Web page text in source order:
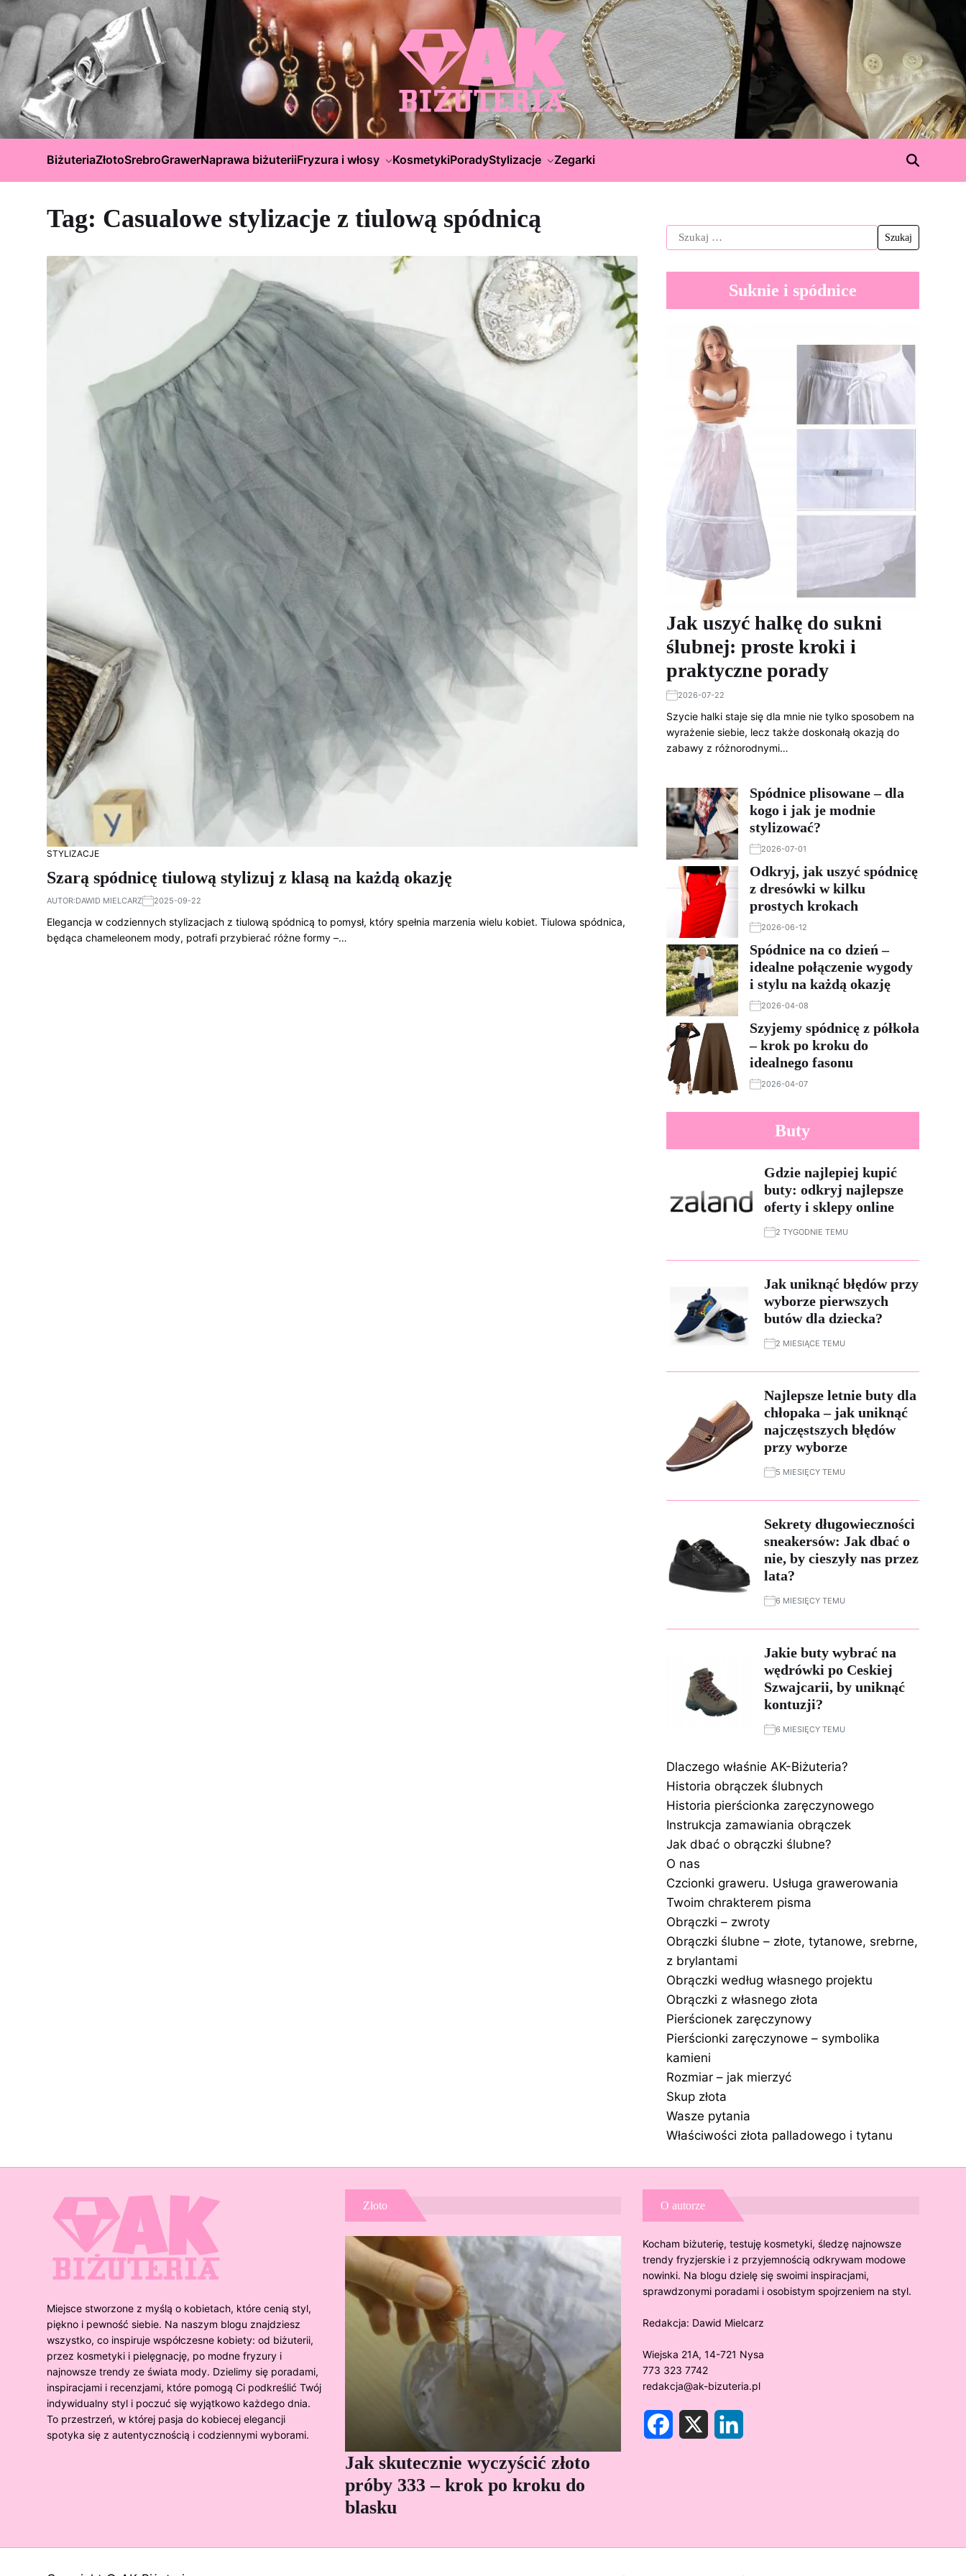
BiżuteriaZłotoSrebroGrawerNaprawa biżuteriiFryzura i włosy KosmetykiPoradyStylizacje Zegarki
Tag: Casualowe stylizacje z tiulową spódnicą
STYLIZACJE
Szarą spódnicę tiulową stylizuj z klasą na każdą okazję
AUTOR:DAWID MIELCARZ 2025-09-22
Elegancja w codziennych stylizacjach z tiulową spódnicą to pomysł, który spełnia marzenia wielu kobiet. Tiulowa spódnica,
będąca chameleonem mody, potrafi przybierać różne formy –…
Suknie i spódnice
Jak uszyć halkę do sukni
ślubnej: proste kroki i
praktyczne porady
2026-07-22
Szycie halki staje się dla mnie nie tylko sposobem na
wyrażenie siebie, lecz także doskonałą okazją do
zabawy z różnorodnymi…
Spódnice plisowane – dla
kogo i jak je modnie
stylizować?
2026-07-01
Odkryj, jak uszyć spódnicę
z dresówki w kilku
prostych krokach
2026-06-12
Spódnice na co dzień –
idealne połączenie wygody
i stylu na każdą okazję
2026-04-08
Szyjemy spódnicę z półkoła
– krok po kroku do
idealnego fasonu
2026-04-07
Buty
Gdzie najlepiej kupić
buty: odkryj najlepsze
oferty i sklepy online
2 TYGODNIE TEMU
Jak uniknąć błędów przy
wyborze pierwszych
butów dla dziecka?
2 MIESIĄCE TEMU
Najlepsze letnie buty dla
chłopaka – jak uniknąć
najczęstszych błędów
przy wyborze
5 MIESIĘCY TEMU
Sekrety długowieczności
sneakersów: Jak dbać o
nie, by cieszyły nas przez
lata?
6 MIESIĘCY TEMU
Jakie buty wybrać na
wędrówki po Ceskiej
Szwajcarii, by uniknąć
kontuzji?
6 MIESIĘCY TEMU
Dlaczego właśnie AK-Biżuteria?
Historia obrączek ślubnych
Historia pierścionka zaręczynowego
Instrukcja zamawiania obrączek
Jak dbać o obrączki ślubne?
O nas
Czcionki graweru. Usługa grawerowania
Twoim chrakterem pisma
Obrączki – zwroty
Obrączki ślubne – złote, tytanowe, srebrne,
z brylantami
Obrączki według własnego projektu
Obrączki z własnego złota
Pierścionek zaręczynowy
Pierścionki zaręczynowe – symbolika
kamieni
Rozmiar – jak mierzyć
Skup złota
Wasze pytania
Właściwości złota palladowego i tytanu
Miejsce stworzone z myślą o kobietach, które cenią styl,
piękno i pewność siebie. Na naszym blogu znajdziesz
wszystko, co inspiruje współczesne kobiety: od biżuterii,
przez kosmetyki i pielęgnację, po modne fryzury i
najnowsze trendy ze świata mody. Dzielimy się poradami,
inspiracjami i recenzjami, które pomogą Ci podkreślić Twój
indywidualny styl i poczuć się wyjątkowo każdego dnia.
To przestrzeń, w której pasja do kobiecej elegancji
spotyka się z autentycznością i codziennymi wyborami.
Złoto
Jak skutecznie wyczyścić złoto
próby 333 – krok po kroku do
blasku
O autorze
Kocham biżuterię, testuję kosmetyki, śledzę najnowsze
trendy fryzjerskie i z przyjemnością odkrywam modowe
nowinki. Na blogu dzielę się swoimi inspiracjami,
sprawdzonymi poradami i osobistym spojrzeniem na styl.
Redakcja: Dawid Mielcarz
Wiejska 21A, 14-721 Nysa
773 323 7742
redakcja@ak-bizuteria.pl
X